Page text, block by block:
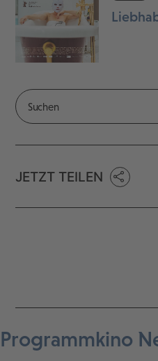
JETZT TEILEN
Programmkino